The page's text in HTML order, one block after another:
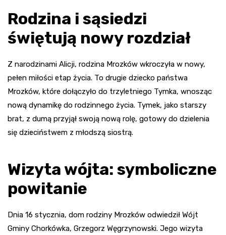
Rodzina i sąsiedzi
świętują nowy rozdział
Z narodzinami Alicji, rodzina Mrozków wkroczyła w nowy,
pełen miłości etap życia. To drugie dziecko państwa
Mrozków, które dołączyło do trzyletniego Tymka, wnosząc
nową dynamikę do rodzinnego życia. Tymek, jako starszy
brat, z dumą przyjął swoją nową rolę, gotowy do dzielenia
się dzieciństwem z młodszą siostrą.
Wizyta wójta: symboliczne
powitanie
Dnia 16 stycznia, dom rodziny Mrozków odwiedził Wójt
Gminy Chorkówka, Grzegorz Węgrzynowski. Jego wizyta